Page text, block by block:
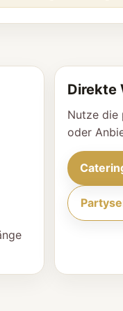
Direkte
Nutze die
oder